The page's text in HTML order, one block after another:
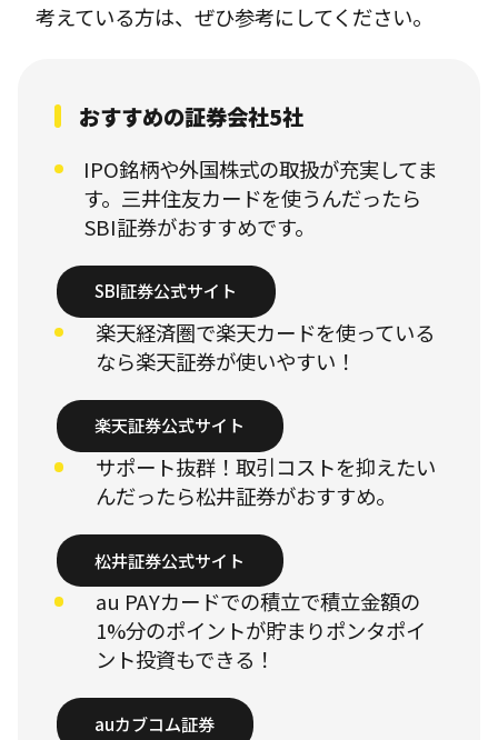
考えている方は、ぜひ参考にしてください。
おすすめの証券会社5社
IPO銘柄や外国株式の取扱が充実してま
す。三井住友カードを使うんだったら
SBI証券がおすすめです。
SBI証券公式サイト
楽天経済圏で楽天カードを使っている
なら楽天証券が使いやすい！
楽天証券公式サイト
サポート抜群！取引コストを抑えたい
んだったら松井証券がおすすめ。
松井証券公式サイト
au PAYカードでの積立で積立金額の
1%分のポイントが貯まりポンタポイ
ント投資もできる！
auカブコム証券